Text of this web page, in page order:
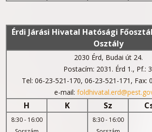
Érdi Járási Hivatal Hatósági
Osztály
2030 Érd, Budai út 24.
Postacím: 2031. Érd 1., Pf.:
Tel: 06-23-521-170, 06-23-521-171, Fax:
e-mail:
H K Sz
8:30 - 16:00
8:30 - 16:00